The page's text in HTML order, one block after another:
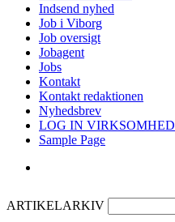
Indsend nyhed
Job i Viborg
Job oversigt
Jobagent
Jobs
Kontakt
Kontakt redaktionen
Nyhedsbrev
LOG IN VIRKSOMHED
Sample Page
ARTIKELARKIV